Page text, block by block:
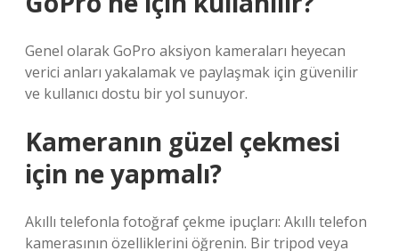
Genel olarak GoPro aksiyon kameraları heyecan
verici anları yakalamak ve paylaşmak için güvenilir
ve kullanıcı dostu bir yol sunuyor.
Kameranın güzel çekmesi
için ne yapmalı?
Akıllı telefonla fotoğraf çekme ipuçları: Akıllı telefon
kamerasının özelliklerini öğrenin. Bir tripod veya